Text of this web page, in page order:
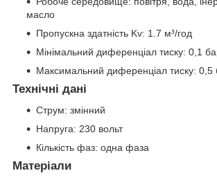
масло
Пропускна здатність Kv: 1.7 м³/год
Мінімальний диференціал тиску: 0,1
Максимальний диференціал тиску: 0,5
Технічні дані
Струм: змінний
Напруга: 230 вольт
Кількість фаз: одна фаза
Матеріали